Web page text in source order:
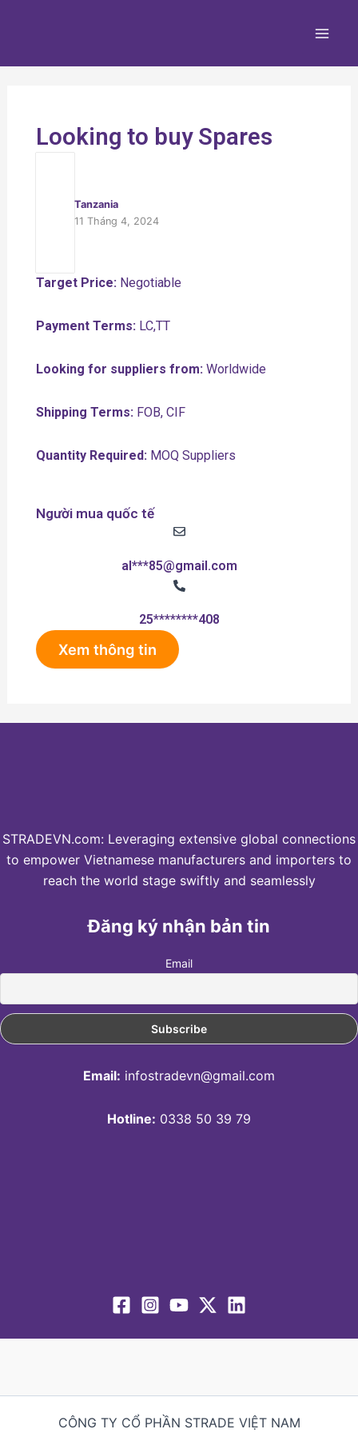
Looking to buy Spares
Tanzania
11 Tháng 4, 2024
Target Price:Negotiable
Payment Terms:LC,TT
Looking for suppliers from:Worldwide
Shipping Terms:FOB, CIF
Quantity Required:MOQ Suppliers
Người mua quốc tế
al***85@gmail.com
25********408
Xem thông tin
STRADEVN.com: Leveraging extensive global connections
to empower Vietnamese manufacturers and importers to
reach the world stage swiftly and seamlessly
Đăng ký nhận bản tin
Email
Email: infostradevn@gmail.com
Hotline: 0338 50 39 79
CÔNG TY CỔ PHẦN STRADE VIỆT NAM